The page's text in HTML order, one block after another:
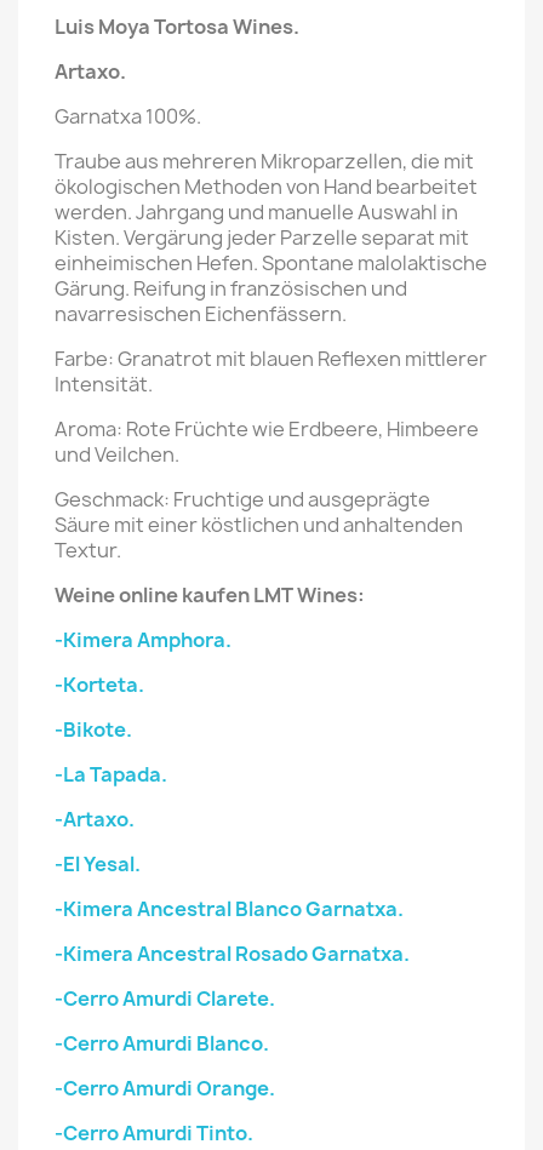
Luis Moya Tortosa Wines.
Artaxo.
Garnatxa 100%.
Traube aus mehreren Mikroparzellen, die mit
ökologischen Methoden von Hand bearbeitet
werden. Jahrgang und manuelle Auswahl in
Kisten. Vergärung jeder Parzelle separat mit
einheimischen Hefen. Spontane malolaktische
Gärung. Reifung in französischen und
navarresischen Eichenfässern.
Farbe: Granatrot mit blauen Reflexen mittlerer
Intensität.
Aroma: Rote Früchte wie Erdbeere, Himbeere
und Veilchen.
Geschmack: Fruchtige und ausgeprägte
Säure mit einer köstlichen und anhaltenden
Textur.
Weine online kaufen LMT Wines:
-Kimera Amphora.
-Korteta.
-Bikote.
-La Tapada.
-Artaxo.
-El Yesal.
-Kimera Ancestral Blanco Garnatxa.
-Kimera Ancestral Rosado Garnatxa.
-Cerro Amurdi Clarete.
-Cerro Amurdi Blanco.
-Cerro Amurdi Orange.
-Cerro Amurdi Tinto.